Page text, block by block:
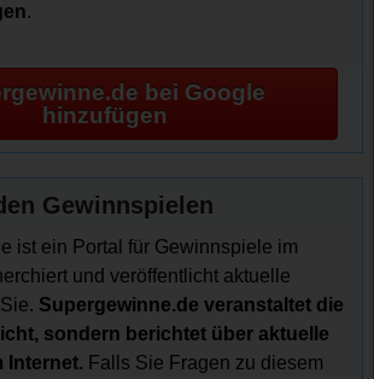
.
bei Google
hinzufügen
Gewinnspielen
ist ein Portal für Gewinnspiele im
und veröffentlicht aktuelle
Supergewinne.de veranstaltet die
sondern berichtet über aktuelle
Internet. Falls Sie Fragen zu diesem